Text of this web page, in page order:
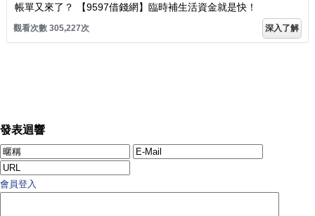
帳單又來了？ 【9597借錢網】臨時補生活資金就是快！
觀看次數 305,227次 深入了解
發表迴響
會員登入